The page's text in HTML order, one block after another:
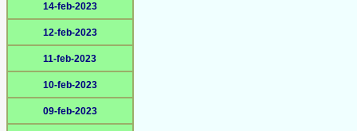
14-feb-2023
12-feb-2023
11-feb-2023
10-feb-2023
09-feb-2023